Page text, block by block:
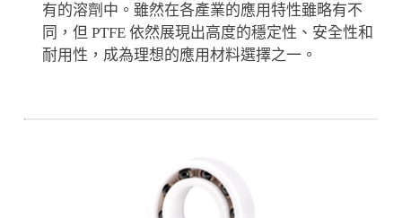
有的溶劑中。雖然在各產業的應用特性雖略有不
同，但 PTFE 依然展現出高度的穩定性、安全性和
耐用性，成為理想的應用材料選擇之一。